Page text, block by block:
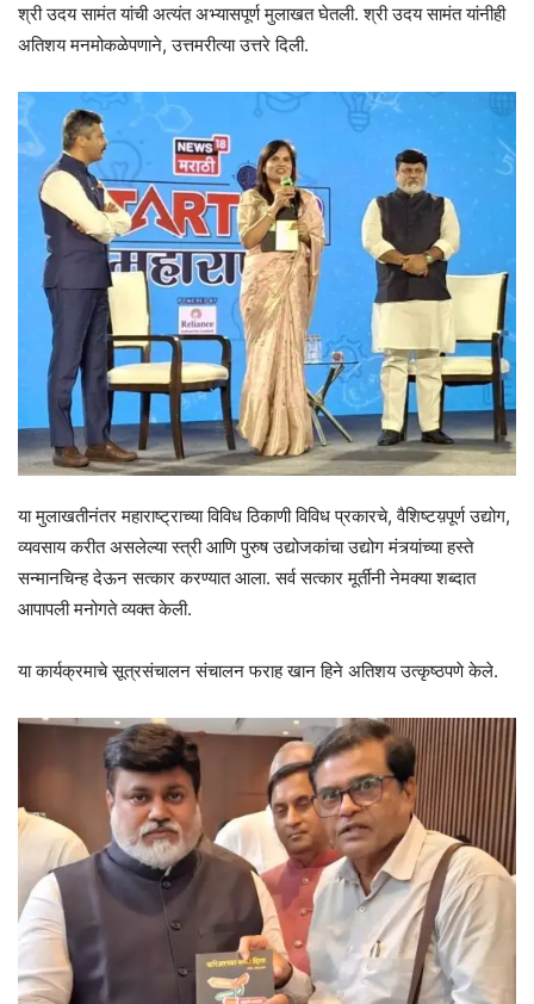
श्री उदय सामंत यांची अत्यंत अभ्यासपूर्ण मुलाखत घेतली. श्री उदय सामंत यांनीही
अतिशय मनमोकळेपणाने, उत्तमरीत्या उत्तरे दिली.
या मुलाखतीनंतर महाराष्ट्राच्या विविध ठिकाणी विविध प्रकारचे, वैशिष्टय़पूर्ण उद्योग,
व्यवसाय करीत असलेल्या स्त्री आणि पुरुष उद्योजकांचा उद्योग मंत्र्यांच्या हस्ते
सन्मानचिन्ह देऊन सत्कार करण्यात आला. सर्व सत्कार मूर्तीनी नेमक्या शब्दात
आपापली मनोगते व्यक्त केली.
या कार्यक्रमाचे सूत्रसंचालन संचालन फराह खान हिने अतिशय उत्कृष्ठपणे केले.